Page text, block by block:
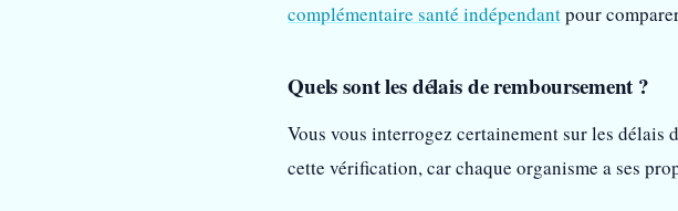
complémentaire santé indépendantpour
Quels sont les délais de remboursement ?
Vous vous interrogez certainement sur les délais
cette vérification, car chaque organisme a ses